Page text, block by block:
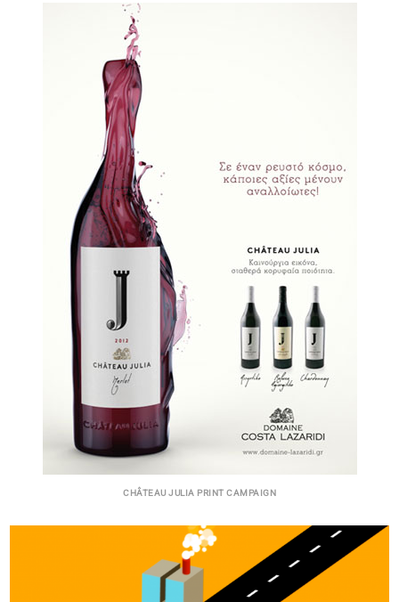
CHÂTEAU JULIA PRINT CAMPAIGN